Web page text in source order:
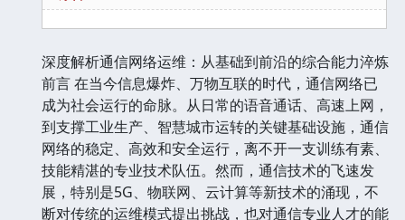
深度解析通信网络运维：从基础到前沿的综合能力淬炼
前言 在当今信息爆炸、万物互联的时代，通信网络已
成为社会运行的命脉。从日常的语音通话、高速上网，
到支撑工业生产、智慧城市运转的关键基础设施，通信
网络的稳定、高效和安全运行，离不开一支训练有素、
技能精湛的专业技术队伍。然而，通信技术的飞速发
展，特别是5G、物联网、云计算等新技术的涌现，不
断对传统的运维模式提出挑战，也对通信专业人才的能